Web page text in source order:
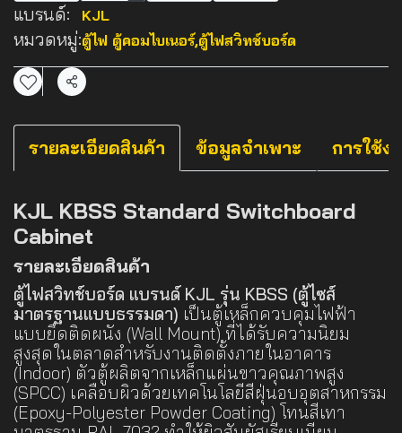
แบรนด์: KJL
หมวดหมู่:ตู้ไฟ ตู้คอมไบเนอร์,ตู้ไฟสวิทช์บอร์ด
แชร์
รายละเอียดสินค้า ข้อมูลจำเพาะ การใช้ง
KJL KBSS Standard Switchboard
Cabinet
รายละเอียดสินค้า
ตู้ไฟสวิทช์บอร์ด แบรนด์ KJL รุ่น KBSS (ตู้ไซส์
มาตรฐานแบบธรรมดา) เป็นตู้เหล็กควบคุมไฟฟ้า
แบบยึดติดผนัง (Wall Mount) ที่ได้รับความนิยม
สูงสุดในตลาดสำหรับงานติดตั้งภายในอาคาร
(Indoor) ตัวตู้ผลิตจากเหล็กแผ่นขาวคุณภาพสูง
(SPCC) เคลือบผิวด้วยเทคโนโลยีสีฝุ่นอบอุตสาหกรรม
(Epoxy-Polyester Powder Coating) โทนสีเทา